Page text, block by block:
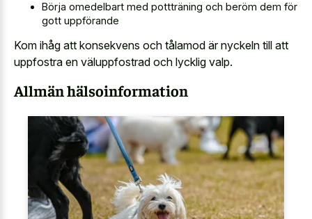
Börja omedelbart med pottträning och beröm dem för
gott uppförande
Kom ihåg att konsekvens och tålamod är nyckeln till att
uppfostra en väluppfostrad och lycklig valp.
Allmän hälsoinformation